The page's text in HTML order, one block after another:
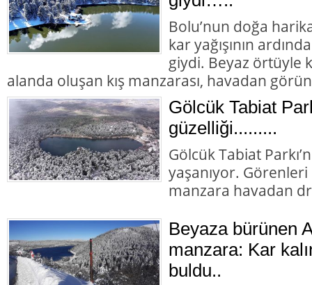
Bolu’nun doğa
kar yağışının
giydi. Beyaz örtüyle
alanda oluşan kış manzarası, havadan
Gölcük Tabiat
güzelliği.........
Gölcük Tabiat
yaşanıyor.
manzara havadan
Beyaza bürünen
manzara: Kar
buldu..